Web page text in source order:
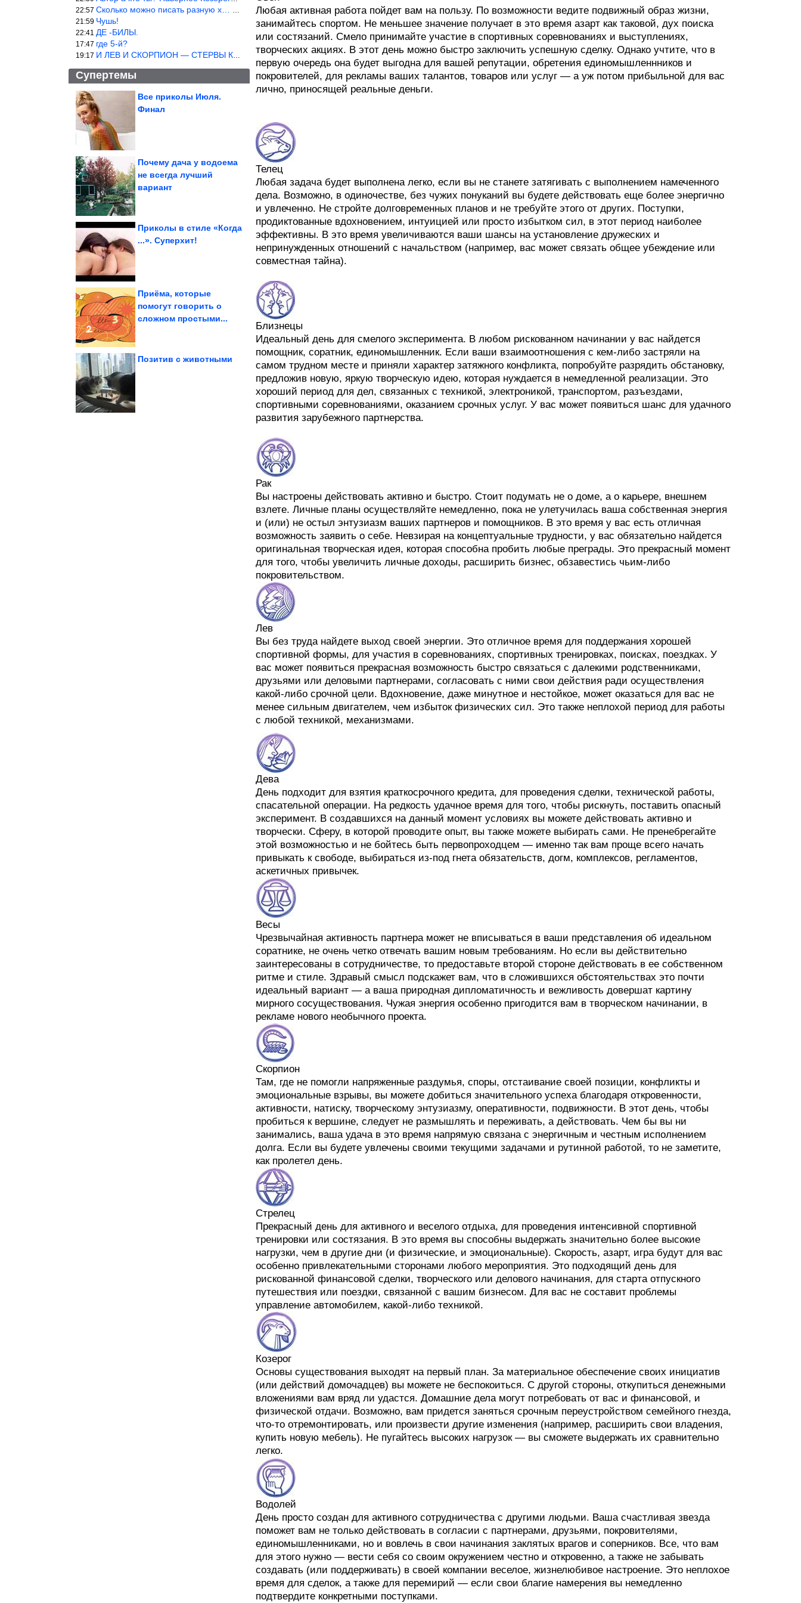
22:57 Сколько можно писать разную х… йню? Автор что то обкурился?
21:59 Чушь!
22:41 ДЕ -БИЛЫ.
17:47 где 5-й?
19:17 И ЛЕВ И СКОРПИОН — СТЕРВЫ КАКИХ ЕЩЕ ПОИСКАТЬ НАДО
Супертемы
Интересные идеи из
Все приколы Июля.
Финал
Почему дача у водоема
не всегда лучший
вариант
Приколы в стиле «Когда
...». Суперхит!
Главные заявления
Приёма, которые
помогут говорить о
сложном простыми...
Позитив с животными
Любая активная работа пойдет вам на пользу. По возможности ведите подвижный образ жизни,
занимайтесь спортом. Не меньшее значение получает в это время азарт как таковой, дух поиска
или состязаний. Смело принимайте участие в спортивных соревнованиях и выступлениях,
творческих акциях. В этот день можно быстро заключить успешную сделку. Однако учтите, что в
первую очередь она будет выгодна для вашей репутации, обретения единомышленнников и
покровителей, для рекламы ваших талантов, товаров или услуг — а уж потом прибыльной для вас
лично, приносящей реальные деньги.
Телец
Любая задача будет выполнена легко, если вы не станете затягивать с выполнением намеченного
дела. Возможно, в одиночестве, без чужих понуканий вы будете действовать еще более энергично
и увлеченно. Не стройте долговременных планов и не требуйте этого от других. Поступки,
продиктованные вдохновением, интуицией или просто избытком сил, в этот период наиболее
эффективны. В это время увеличиваются ваши шансы на установление дружеских и
непринужденных отношений с начальством (например, вас может связать общее убеждение или
совместная тайна).
Близнецы
Идеальный день для смелого эксперимента. В любом рискованном начинании у вас найдется
помощник, соратник, единомышленник. Если ваши взаимоотношения с кем-либо застряли на
самом трудном месте и приняли характер затяжного конфликта, попробуйте разрядить обстановку,
предложив новую, яркую творческую идею, которая нуждается в немедленной реализации. Это
хороший период для дел, связанных с техникой, электроникой, транспортом, разъездами,
спортивными соревнованиями, оказанием срочных услуг. У вас может появиться шанс для удачного
развития зарубежного партнерства.
Рак
Вы настроены действовать активно и быстро. Стоит подумать не о доме, а о карьере, внешнем
взлете. Личные планы осуществляйте немедленно, пока не улетучилась ваша собственная энергия
и (или) не остыл энтузиазм ваших партнеров и помощников. В это время у вас есть отличная
возможность заявить о себе. Невзирая на концептуальные трудности, у вас обязательно найдется
оригинальная творческая идея, которая способна пробить любые преграды. Это прекрасный момент
для того, чтобы увеличить личные доходы, расширить бизнес, обзавестись чьим-либо
покровительством.
Лев
Вы без труда найдете выход своей энергии. Это отличное время для поддержания хорошей
спортивной формы, для участия в соревнованиях, спортивных тренировках, поисках, поездках. У
вас может появиться прекрасная возможность быстро связаться с далекими родственниками,
друзьями или деловыми партнерами, согласовать с ними свои действия ради осуществления
какой-либо срочной цели. Вдохновение, даже минутное и нестойкое, может оказаться для вас не
менее сильным двигателем, чем избыток физических сил. Это также неплохой период для работы
с любой техникой, механизмами.
Дева
День подходит для взятия краткосрочного кредита, для проведения сделки, технической работы,
спасательной операции. На редкость удачное время для того, чтобы рискнуть, поставить опасный
эксперимент. В создавшихся на данный момент условиях вы можете действовать активно и
творчески. Сферу, в которой проводите опыт, вы также можете выбирать сами. Не пренебрегайте
этой возможностью и не бойтесь быть первопроходцем — именно так вам проще всего начать
привыкать к свободе, выбираться из-под гнета обязательств, догм, комплексов, регламентов,
аскетичных привычек.
Весы
Чрезвычайная активность партнера может не вписываться в ваши представления об идеальном
соратнике, не очень четко отвечать вашим новым требованиям. Но если вы действительно
заинтересованы в сотрудничестве, то предоставьте второй стороне действовать в ее собственном
ритме и стиле. Здравый смысл подскажет вам, что в сложившихся обстоятельствах это почти
идеальный вариант — а ваша природная дипломатичность и вежливость довершат картину
мирного сосуществования. Чужая энергия особенно пригодится вам в творческом начинании, в
рекламе нового необычного проекта.
Скорпион
Там, где не помогли напряженные раздумья, споры, отстаивание своей позиции, конфликты и
эмоциональные взрывы, вы можете добиться значительного успеха благодаря откровенности,
активности, натиску, творческому энтузиазму, оперативности, подвижности. В этот день, чтобы
пробиться к вершине, следует не размышлять и переживать, а действовать. Чем бы вы ни
занимались, ваша удача в это время напрямую связана с энергичным и честным исполнением
долга. Если вы будете увлечены своими текущими задачами и рутинной работой, то не заметите,
как пролетел день.
Стрелец
Прекрасный день для активного и веселого отдыха, для проведения интенсивной спортивной
тренировки или состязания. В это время вы способны выдержать значительно более высокие
нагрузки, чем в другие дни (и физические, и эмоциональные). Скорость, азарт, игра будут для вас
особенно привлекательными сторонами любого мероприятия. Это подходящий день для
рискованной финансовой сделки, творческого или делового начинания, для старта отпускного
путешествия или поездки, связанной с вашим бизнесом. Для вас не составит проблемы
управление автомобилем, какой-либо техникой.
Козерог
Основы существования выходят на первый план. За материальное обеспечение своих инициатив
(или действий домочадцев) вы можете не беспокоиться. С другой стороны, откупиться денежными
вложениями вам вряд ли удастся. Домашние дела могут потребовать от вас и финансовой, и
физической отдачи. Возможно, вам придется заняться срочным переустройством семейного гнезда,
что-то отремонтировать, или произвести другие изменения (например, расширить свои владения,
купить новую мебель). Не пугайтесь высоких нагрузок — вы сможете выдержать их сравнительно
легко.
Водолей
День просто создан для активного сотрудничества с другими людьми. Ваша счастливая звезда
поможет вам не только действовать в согласии с партнерами, друзьями, покровителями,
единомышленниками, но и вовлечь в свои начинания заклятых врагов и соперников. Все, что вам
для этого нужно — вести себя со своим окружением честно и откровенно, а также не забывать
создавать (или поддерживать) в своей компании веселое, жизнелюбивое настроение. Это неплохое
время для сделок, а также для перемирий — если свои благие намерения вы немедленно
подтвердите конкретными поступками.